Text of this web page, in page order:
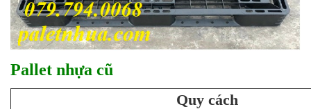
Pallet nhựa cũ
Quy cách